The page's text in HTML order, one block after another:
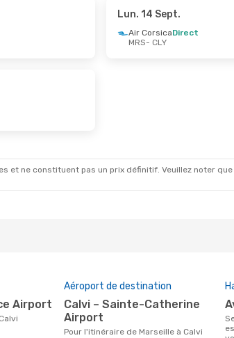
- MRS
Lun. 14 Sept.
Air CorsicaDirect
MRS- CLY
et ne constituent pas un prix définitif. Veuillez noter
Airport
Aéroport de destination
Calvi – Sainte-Catherine
Airport
Pour l'itinéraire de Marseille à Calvi
Selon les données de recherche, avril